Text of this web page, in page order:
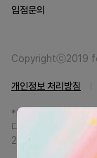
입점문의
Copyrightⓒ2019
개인정보 처리방침
*FORETFORET에서
다. 일부 병행상품의
200% 환불해드립니다.